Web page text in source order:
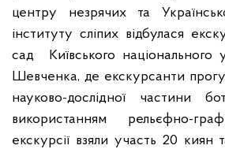
центру незрячих та
інституту сліпих відбулася
сад Київського національного
Шевченка, де екскурсанти
науково-дослідної частини
використанням рельєфно-
екскурсії взяли участь 20 киян